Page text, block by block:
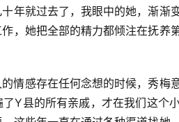
年就过去了，我眼中的她，渐渐
，她把全部的精力都倾注在抚养
情感存在任何念想的时候，秀梅
Y县的所有亲戚，才在我们这个